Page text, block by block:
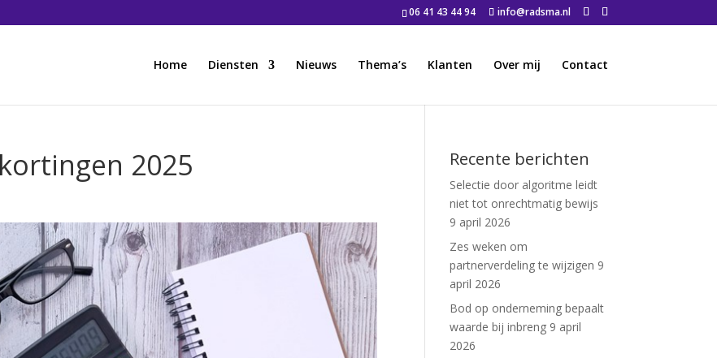
06 41 43 44 94 info@radsma.nl
Home Diensten Nieuws Thema’s Klanten Over mij Contact
2025 Recente berichten
Selectie door algoritme leidt
niet tot onrechtmatig bewijs
9 april 2026
Zes weken om
partnerverdeling te wijzigen 9
april 2026
Bod op onderneming bepaalt
waarde bij inbreng 9 april
2026